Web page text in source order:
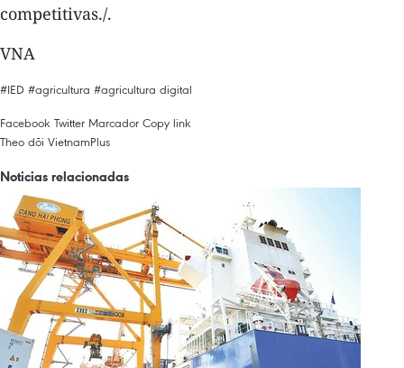
competitivas./.
VNA
#IED #agricultura #agricultura digital
Facebook Twitter Marcador Copy link
Theo dõi VietnamPlus
Noticias relacionadas